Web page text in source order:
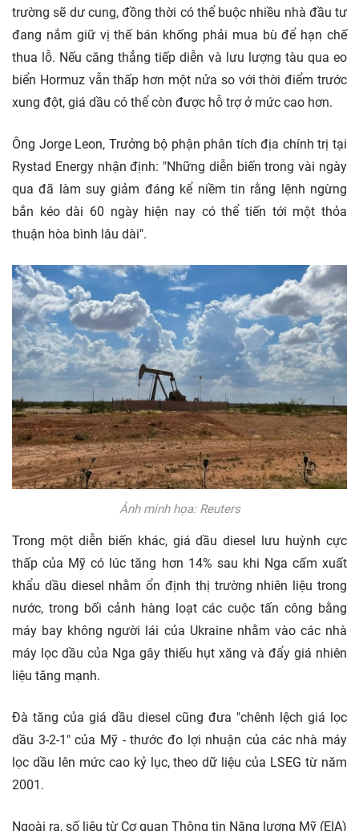
trường sẽ dư cung, đồng thời có thể buộc nhiều nhà đầu tư
đang nắm giữ vị thế bán khống phải mua bù để hạn chế
thua lỗ. Nếu căng thẳng tiếp diễn và lưu lượng tàu qua eo
biển Hormuz vẫn thấp hơn một nửa so với thời điểm trước
xung đột, giá dầu có thể còn được hỗ trợ ở mức cao hơn.
Ông Jorge Leon, Trưởng bộ phận phân tích địa chính trị tại
Rystad Energy nhận định: "Những diễn biến trong vài ngày
qua đã làm suy giảm đáng kể niềm tin rằng lệnh ngừng
bắn kéo dài 60 ngày hiện nay có thể tiến tới một thỏa
thuận hòa bình lâu dài".
Ảnh minh họa: Reuters
Trong một diễn biến khác, giá dầu diesel lưu huỳnh cực
thấp của Mỹ có lúc tăng hơn 14% sau khi Nga cấm xuất
khẩu dầu diesel nhằm ổn định thị trường nhiên liệu trong
nước, trong bối cảnh hàng loạt các cuộc tấn công bằng
máy bay không người lái của Ukraine nhằm vào các nhà
máy lọc dầu của Nga gây thiếu hụt xăng và đẩy giá nhiên
liệu tăng mạnh.
Đà tăng của giá dầu diesel cũng đưa "chênh lệch giá lọc
dầu 3-2-1" của Mỹ - thước đo lợi nhuận của các nhà máy
lọc dầu lên mức cao kỷ lục, theo dữ liệu của LSEG từ năm
2001.
Ngoài ra, số liệu từ Cơ quan Thông tin Năng lượng Mỹ (EIA)